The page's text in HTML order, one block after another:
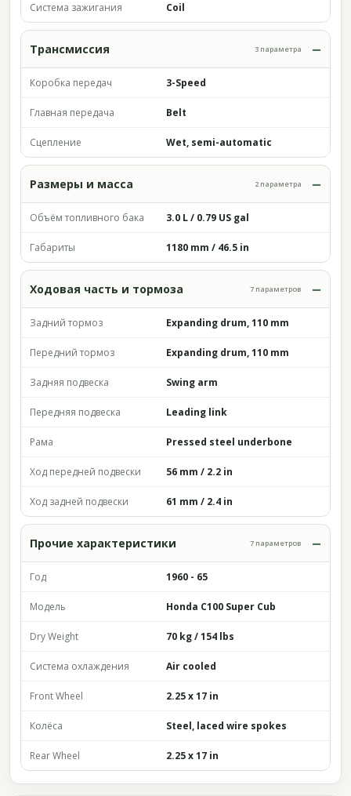
Система зажигания Coil
Трансмиссия 3 параметра
Коробка передач 3-Speed
Главная передача Belt
Сцепление Wet, semi-automatic
Размеры и масса 2 параметра
Объём топливного бака 3.0 L / 0.79 US gal
Габариты 1180 mm / 46.5 in
Ходовая часть и тормоза 7 параметров
Задний тормоз Expanding drum, 110 mm
Передний тормоз Expanding drum, 110 mm
Задняя подвеска Swing arm
Передняя подвеска Leading link
Рама Pressed steel underbone
Ход передней подвески 56 mm / 2.2 in
Ход задней подвески 61 mm / 2.4 in
Прочие характеристики 7 параметров
Год 1960 - 65
Модель Honda C100 Super Cub
Dry Weight 70 kg / 154 lbs
Система охлаждения Air cooled
Front Wheel 2.25 x 17 in
Колёса Steel, laced wire spokes
Rear Wheel 2.25 x 17 in